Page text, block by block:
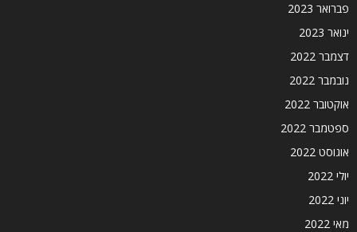
פברואר 2023
ינואר 2023
דצמבר 2022
נובמבר 2022
אוקטובר 2022
ספטמבר 2022
אוגוסט 2022
יולי 2022
יוני 2022
מאי 2022